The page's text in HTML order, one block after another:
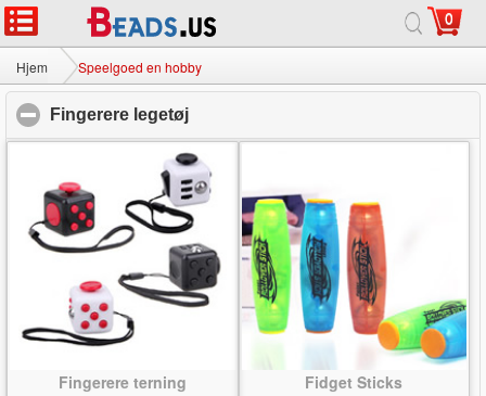
0
Hjem Speelgoed en hobby
Fingerere legetøj
Fingerere terning Fidget Sticks
Hjem| Om|
© 2026 Mælkevejen smykker Ltd Alle rettigheder forbeholdes.